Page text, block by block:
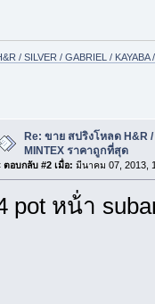
/ SILVER / GABRIEL / KAYABA
Re: ขาย สปริงโหลด H&R
MINTEX ราคาถูกที่สุด
ตอบกลับ #2 เมื่อ: มีนาคม 07, 2013,
pot หน้่า